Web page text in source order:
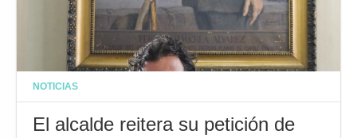
NOTICIAS
El alcalde reitera su petición de